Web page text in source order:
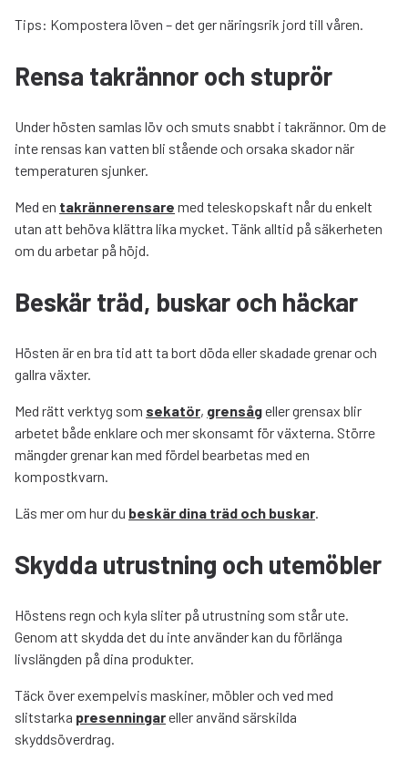
Tips: Kompostera löven – det ger näringsrik jord till våren.
Rensa takrännor och stuprör
Under hösten samlas löv och smuts snabbt i takrännor. Om de
inte rensas kan vatten bli stående och orsaka skador när
temperaturen sjunker.
Med en takrännerensare med teleskopskaft når du enkelt
utan att behöva klättra lika mycket. Tänk alltid på säkerheten
om du arbetar på höjd.
Beskär träd, buskar och häckar
Hösten är en bra tid att ta bort döda eller skadade grenar och
gallra växter.
Med rätt verktyg som sekatör, grensågeller grensax blir
arbetet både enklare och mer skonsamt för växterna. Större
mängder grenar kan med fördel bearbetas med en
kompostkvarn.
Läs mer om hur du beskär dina träd och buskar.
Skydda utrustning och utemöbler
Höstens regn och kyla sliter på utrustning som står ute.
Genom att skydda det du inte använder kan du förlänga
livslängden på dina produkter.
Täck över exempelvis maskiner, möbler och ved med
slitstarka presenningareller använd särskilda
skyddsöverdrag.